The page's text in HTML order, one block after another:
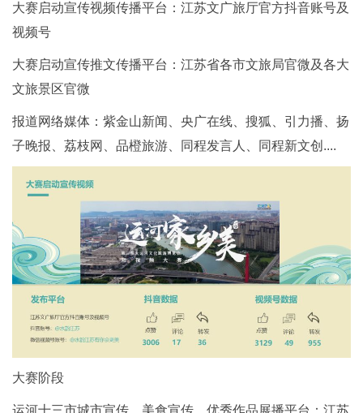
大赛启动宣传视频传播平台：江苏文广旅厅官方抖音账号及
视频号
大赛启动宣传推文传播平台：江苏省各市文旅局官微及各大
文旅景区官微
报道网络媒体：紫金山新闻、央广在线、搜狐、引力播、扬
子晚报、荔枝网、品橙旅游、同程发言人、同程新文创....
大赛阶段
运河十三市城市宣传、美食宣传、优秀作品展播平台：江苏